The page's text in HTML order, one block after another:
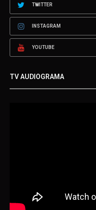
TWITTER
INSTAGRAM
YOUTUBE
TV AUDIOGRAMA